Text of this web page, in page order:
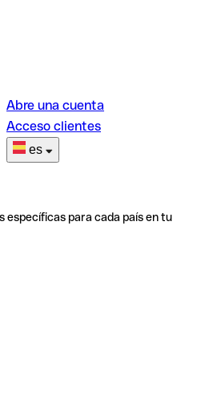
Abre una cuenta
Acceso clientes
es
específicas para cada país en tu